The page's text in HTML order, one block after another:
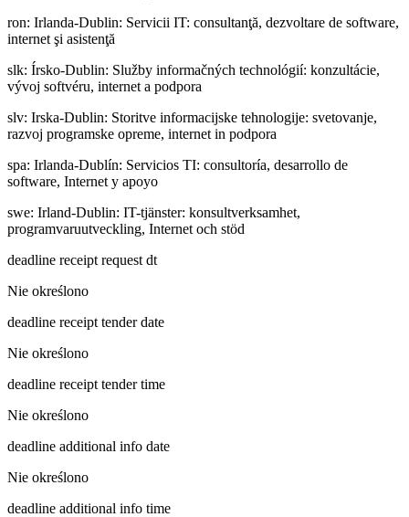
ron: Irlanda-Dublin: Servicii IT: consultanţă, dezvoltare de software,
internet şi asistenţă
slk: Írsko-Dublin: Služby informačných technológií: konzultácie,
vývoj softvéru, internet a podpora
slv: Irska-Dublin: Storitve informacijske tehnologije: svetovanje,
razvoj programske opreme, internet in podpora
spa: Irlanda-Dublín: Servicios TI: consultoría, desarrollo de
software, Internet y apoyo
swe: Irland-Dublin: IT-tjänster: konsultverksamhet,
programvaruutveckling, Internet och stöd
deadline receipt request dt
Nie określono
deadline receipt tender date
Nie określono
deadline receipt tender time
Nie określono
deadline additional info date
Nie określono
deadline additional info time